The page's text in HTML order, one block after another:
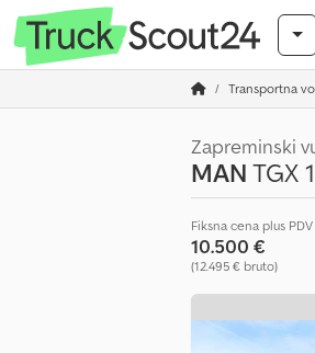
Transportna
Zapreminski
MANTGX
Fiksna cena plus PDV
10.500 €
(12.495 € bruto)